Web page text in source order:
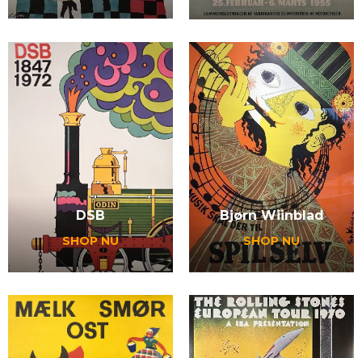
DSB
SHOP NU
Bjørn Wiinblad
SHOP NU